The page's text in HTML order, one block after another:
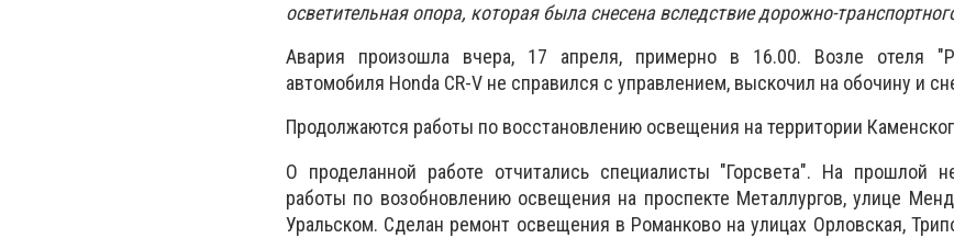
осветительная опора, которая была снесена вследствие дорожно-
Авария произошла вчера, 17 апреля, примерно в 16.00. Возле отеля
автомобиля Honda CR-V не справился с управлением, выскочил на обочину и
Продолжаются работы по восстановлению освещения на территории
О проделанной работе отчитались специалисты "Горсвета". На прошлой
работы по возобновлению освещения на проспекте Металлургов, улице
Уральском. Сделан ремонт освещения в Романково на улицах Орловская,